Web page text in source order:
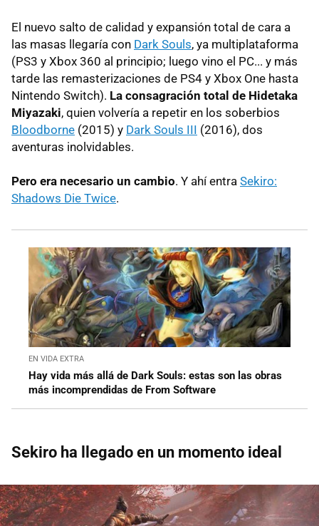
El nuevo salto de calidad y expansión total de cara a
las masas llegaría con Dark Souls, ya multiplataforma
(PS3 y Xbox 360 al principio; luego vino el PC... y más
tarde las remasterizaciones de PS4 y Xbox One hasta
Nintendo Switch). La consagración total de Hidetaka
Miyazaki, quien volvería a repetir en los soberbios
Bloodborne (2015) y Dark Souls III (2016), dos
aventuras inolvidables.
Pero era necesario un cambio. Y ahí entra Sekiro:
Shadows Die Twice.
EN VIDA EXTRA
Hay vida más allá de Dark Souls: estas son las obras
más incomprendidas de From Software
Sekiro ha llegado en un momento ideal